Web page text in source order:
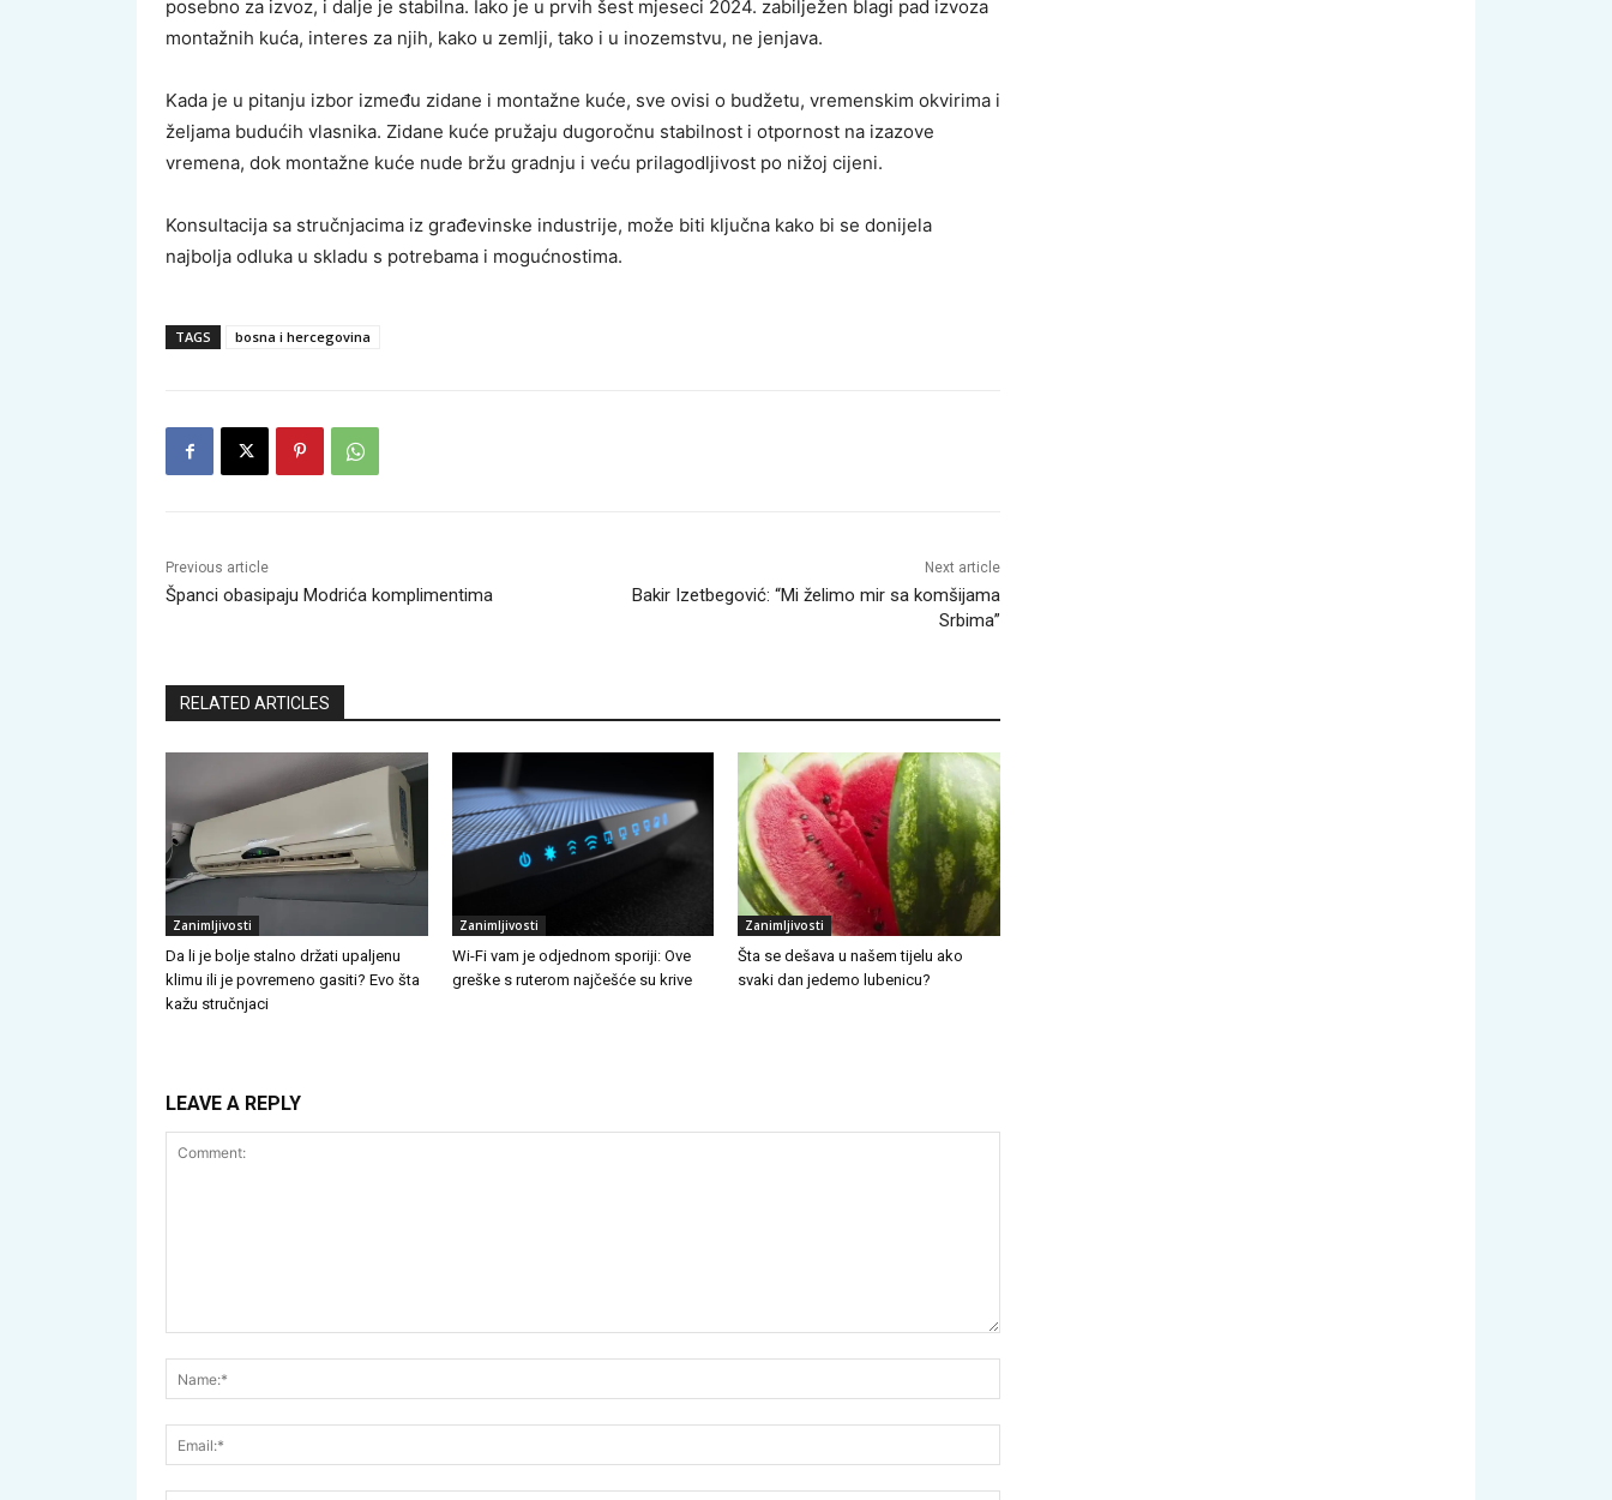
posebno za izvoz, i dalje je stabilna. Iako je u prvih šest mjeseci 2024. zabilježen blagi pad izvoza
montažnih kuća, interes za njih, kako u zemlji, tako i u inozemstvu, ne jenjava.
Kada je u pitanju izbor između zidane i montažne kuće, sve ovisi o budžetu, vremenskim okvirima i
željama budućih vlasnika. Zidane kuće pružaju dugoročnu stabilnost i otpornost na izazove
vremena, dok montažne kuće nude bržu gradnju i veću prilagodljivost po nižoj cijeni.
Konsultacija sa stručnjacima iz građevinske industrije, može biti ključna kako bi se donijela
najbolja odluka u skladu s potrebama i mogućnostima.
TAGS bosna i hercegovina
Previous article
Španci obasipaju Modrića komplimentima
Next article
Bakir Izetbegović: “Mi želimo mir sa komšijama
Srbima”
RELATED ARTICLES
Zanimljivosti
Da li je bolje stalno držati upaljenu
klimu ili je povremeno gasiti? Evo šta
kažu stručnjaci
Zanimljivosti
Wi-Fi vam je odjednom sporiji: Ove
greške s ruterom najčešće su krive
Zanimljivosti
Šta se dešava u našem tijelu ako
svaki dan jedemo lubenicu?
LEAVE A REPLY